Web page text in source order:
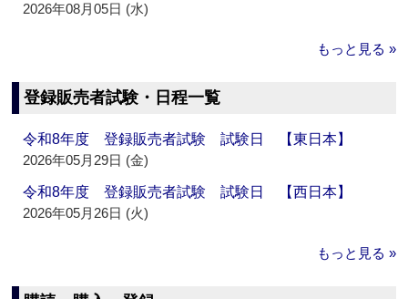
2026年08月05日 (水)
もっと見る »
登録販売者試験・日程一覧
令和8年度 登録販売者試験 試験日 【東日本】
2026年05月29日 (金)
令和8年度 登録販売者試験 試験日 【西日本】
2026年05月26日 (火)
もっと見る »